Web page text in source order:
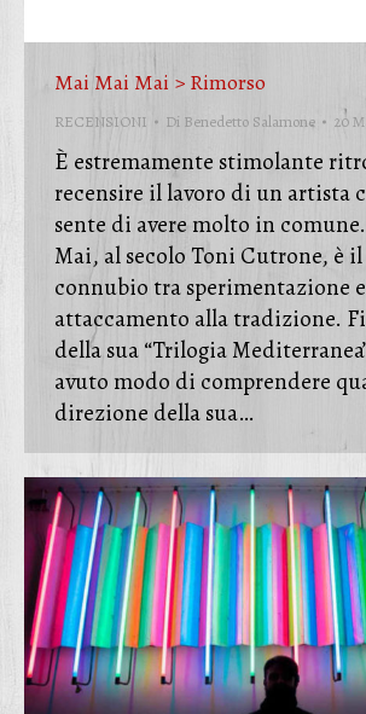
Mai Mai Mai > Rimorso
RECENSIONI Di Benedetto Salamone 20
È estremamente stimolante
recensire il lavoro di un artista
sente di avere molto in
Mai, al secolo Toni Cutrone, è
connubio tra sperimentazione
attaccamento alla tradizione.
della sua “Trilogia
avuto modo di comprendere
direzione della sua…